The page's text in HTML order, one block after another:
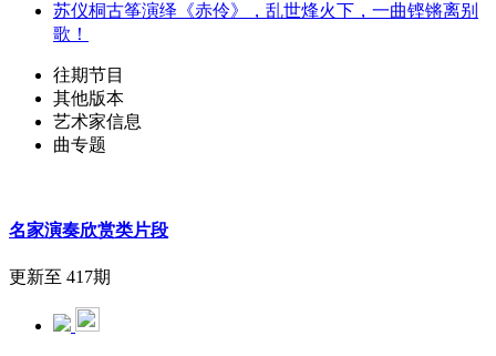
苏仪桐古筝演绎《赤伶》，乱世烽火下，一曲铿锵离别
歌！
往期节目
其他版本
艺术家信息
曲专题
名家演奏欣赏类片段
更新至 417期